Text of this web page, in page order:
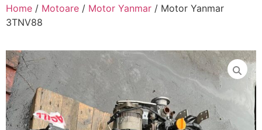
Home / Motoare / Motor Yanmar / Motor Yanmar
3TNV88